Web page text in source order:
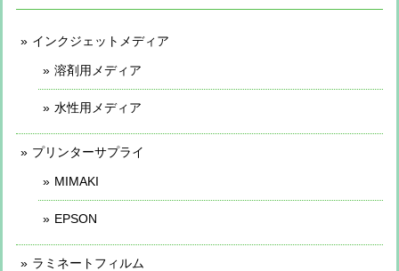
インクジェットメディア
溶剤用メディア
水性用メディア
プリンターサプライ
MIMAKI
EPSON
ラミネートフィルム